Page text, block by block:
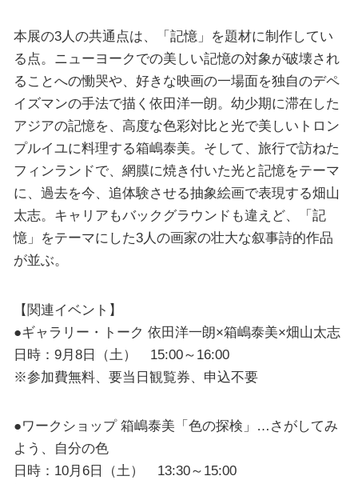
本展の3人の共通点は、「記憶」を題材に制作してい
る点。ニューヨークでの美しい記憶の対象が破壊され
ることへの慟哭や、好きな映画の一場面を独自のデペ
イズマンの手法で描く依田洋一朗。幼少期に滞在した
アジアの記憶を、高度な色彩対比と光で美しいトロン
プルイユに料理する箱嶋泰美。そして、旅行で訪ねた
フィンランドで、網膜に焼き付いた光と記憶をテーマ
に、過去を今、追体験させる抽象絵画で表現する畑山
太志。キャリアもバックグラウンドも違えど、「記
憶」をテーマにした3人の画家の壮大な叙事詩的作品
が並ぶ。
【関連イベント】
●ギャラリー・トーク 依田洋一朗×箱嶋泰美×畑山太志
日時：9月8日（土） 15:00～16:00
※参加費無料、要当日観覧券、申込不要
●ワークショップ 箱嶋泰美「色の探検」…さがしてみ
よう、自分の色
日時：10月6日（土） 13:30～15:00